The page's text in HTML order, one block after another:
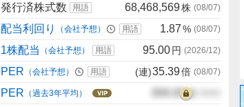
発行済株式数 用語 68,468,569株 (08/07)
配当利回り （会社予想） 用語 1.87% (08/07)
1株配当 （会社予想） 用語 95.00円 (2026/12)
PER （会社予想） 用語 (連)35.39倍 (08/07)
PER （過去3年平均） 000.00倍